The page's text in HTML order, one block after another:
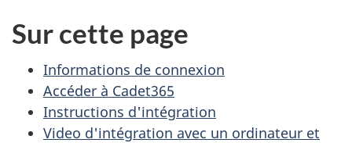
Sur cette page
Informations de connexion
Accéder à Cadet365
Instructions d'intégration
Video d'intégration avec un ordinateur et